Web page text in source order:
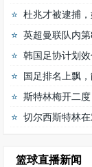
杜兆才被逮捕，
英超曼联队内第8
韩国足协计划效仿
国足排名上飘
斯特林梅开二
切尔西斯特林
篮球直播新闻